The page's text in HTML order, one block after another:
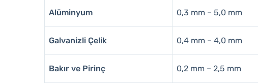
Alüminyum 0,3 mm – 5,0 mm
Galvanizli Çelik 0,4 mm – 4,0 mm
Bakır ve Pirinç 0,2 mm – 2,5 mm